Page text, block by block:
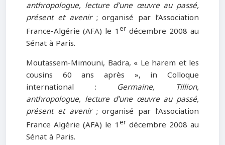
anthropologue, lecture d’une œuvre au passé,
présent et avenir ; organisé par l’Association
France-Algérie (AFA) le 1erdécembre 2008 au
Sénat à Paris.
Moutassem-Mimouni, Badra, « Le harem et les
cousins 60 ans après », in Colloque
international : Germaine, Tillion,
anthropologue, lecture d’une œuvre au passé,
présent et avenir ; organisé par l’Association
France Algérie (AFA) le 1erdécembre 2008 au
Sénat à Paris.